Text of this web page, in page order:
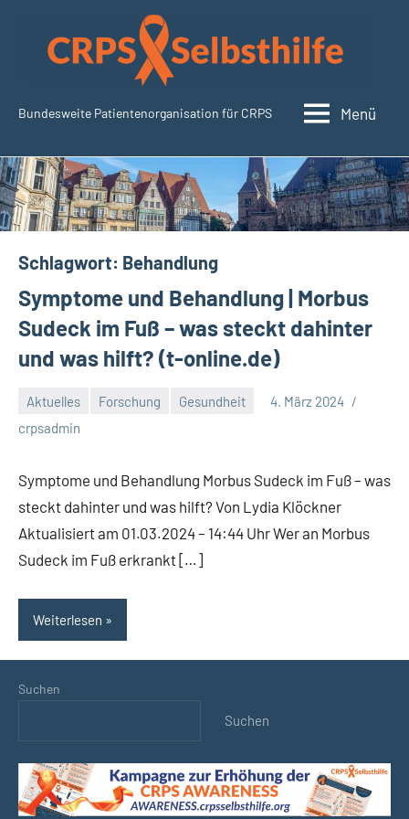
springen
SudeckSelbsthilfe.org
Bundesweite Patientenorganisation für CRPS Menü
Schlagwort: Behandlung
Symptome und Behandlung | Morbus
Sudeck im Fuß – was steckt dahinter
und was hilft? (t-online.de)
Aktuelles Forschung Gesundheit
4. März 2024
crpsadmin
Keine
Symptome und Behandlung Morbus Sudeck im Fuß – was
steckt dahinter und was hilft? Von Lydia Klöckner
Aktualisiert am 01.03.2024 – 14:44 Uhr Wer an Morbus
Sudeck im Fuß erkrankt […]
Weiterlesen
Suchen
Suchen